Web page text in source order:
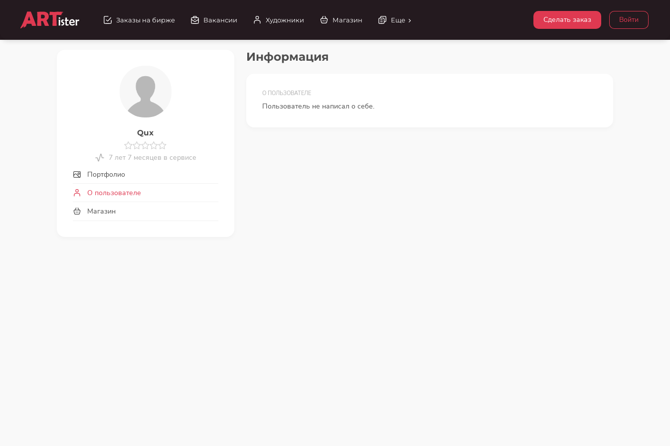
Войти
Сделать заказ
Заказы на бирже Вакансии Художники Магазин Еще
Qux
7 лет 7 месяцев в сервисе
Портфолио
О пользователе
Магазин
Информация
О ПОЛЬЗОВАТЕЛЕ
Пользователь не написал о себе.